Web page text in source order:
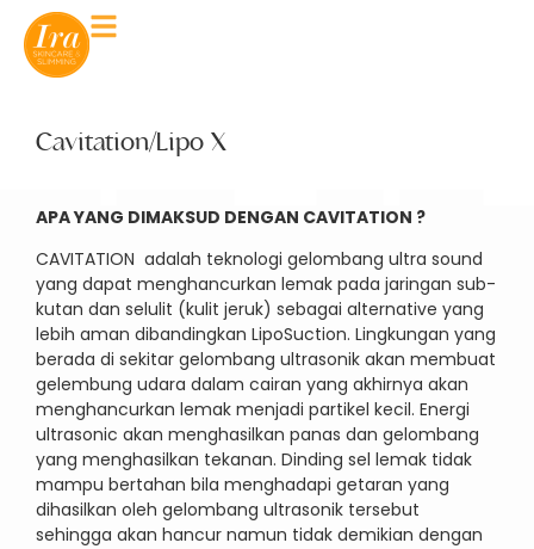
Cavitation/Lipo X
APA YANG DIMAKSUD DENGAN CAVITATION ?
CAVITATION adalah teknologi gelombang ultra sound
yang dapat menghancurkan lemak pada jaringan sub-
kutan dan selulit (kulit jeruk) sebagai alternative yang
lebih aman dibandingkan LipoSuction. Lingkungan yang
berada di sekitar gelombang ultrasonik akan membuat
gelembung udara dalam cairan yang akhirnya akan
menghancurkan lemak menjadi partikel kecil. Energi
ultrasonic akan menghasilkan panas dan gelombang
yang menghasilkan tekanan. Dinding sel lemak tidak
mampu bertahan bila menghadapi getaran yang
dihasilkan oleh gelombang ultrasonik tersebut
sehingga akan hancur namun tidak demikian dengan